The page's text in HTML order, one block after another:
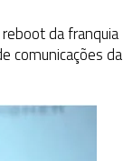
da franquia
comunicações da